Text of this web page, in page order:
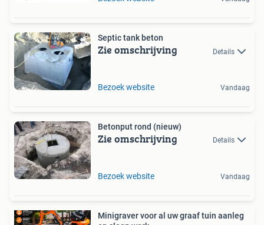
Septic tank beton
Zie omschrijving Details
Bezoek website Vandaag
Betonput rond (nieuw)
Zie omschrijving Details
Bezoek website Vandaag
Minigraver voor al uw graaf tuin aanleg